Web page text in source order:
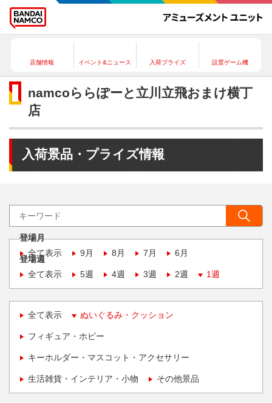
店舗情報 イベント&ニュース 入荷プライズ 設置ゲーム機
namcoららぽーと立川立飛おまけ横丁
店
入荷景品・プライズ情報
登場月
全て表示
9月 8月 7月 6月
登場週
全て表示
5週 4週 3週 2週 1週
全て表示 ぬいぐるみ・クッション
フィギュア・ホビー
キーホルダー・マスコット・アクセサリー
生活雑貨・インテリア・小物 その他景品